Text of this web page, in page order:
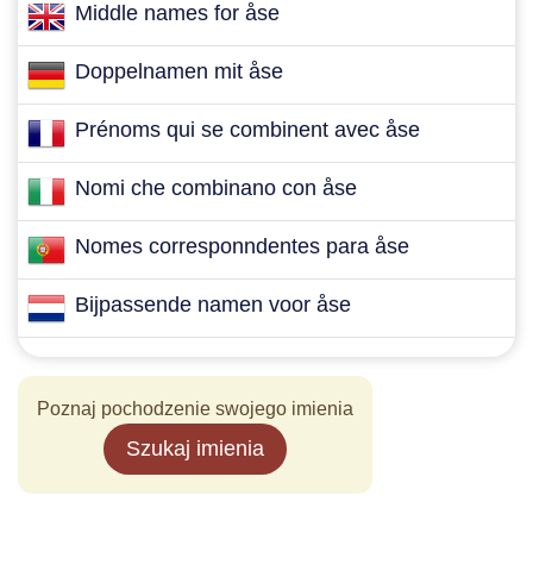
Middle names for åse
Doppelnamen mit åse
Prénoms qui se combinent avec åse
Nomi che combinano con åse
Nomes corresponndentes para åse
Bijpassende namen voor åse
Poznaj pochodzenie swojego imienia
Szukaj imienia